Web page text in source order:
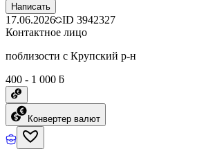
Написать
17.06.2026 ID 3942327
Контактное лицо
поблизости с Крупский р-н
400 - 1 000 ƃ
Конвертер валют